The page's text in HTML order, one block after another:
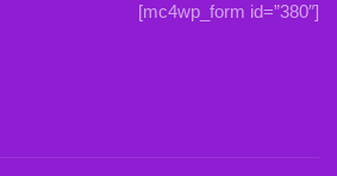
[mc4wp_form id=”380″]